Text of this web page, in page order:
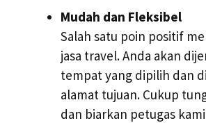
Mudah dan Fleksibel
Salah satu poin positif
jasa travel. Anda akan
tempat yang dipilih dan
alamat tujuan. Cukup
dan biarkan petugas